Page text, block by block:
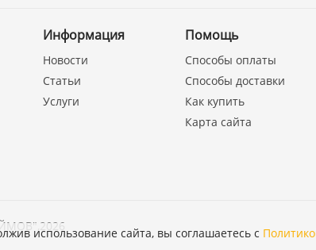
Информация
Новости
Статьи
Услуги
Помощь
Способы оплаты
Способы доставки
Как купить
Карта сайта
2026
использование сайта, вы соглашаетесь с